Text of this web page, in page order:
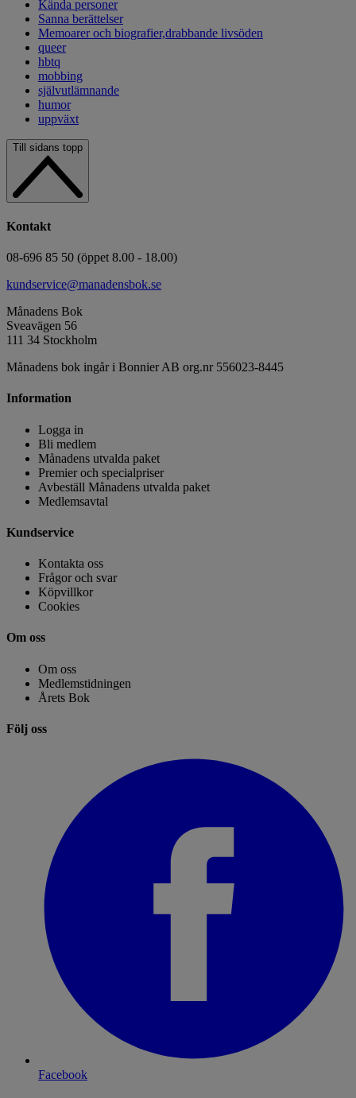
Kända personer
Sanna berättelser
Memoarer och biografier,drabbande livsöden
queer
hbtq
mobbing
självutlämnande
humor
uppväxt
Till sidans topp
Kontakt
08-696 85 50 (öppet 8.00 - 18.00)
kundservice@manadensbok.se
Månadens Bok
Sveavägen 56
111 34 Stockholm
Månadens bok ingår i Bonnier AB org.nr 556023-8445
Information
Logga in
Bli medlem
Månadens utvalda paket
Premier och specialpriser
Avbeställ Månadens utvalda paket
Medlemsavtal
Kundservice
Kontakta oss
Frågor och svar
Köpvillkor
Cookies
Om oss
Om oss
Medlemstidningen
Årets Bok
Följ oss
Facebook